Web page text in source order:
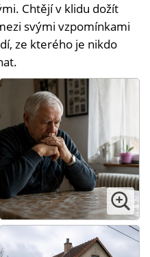
Chtějí v klidu dožít
svými vzpomínkami
ze kterého je nikdo